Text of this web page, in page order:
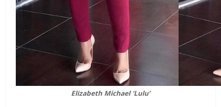
Elizabeth Michael ‘Lulu’